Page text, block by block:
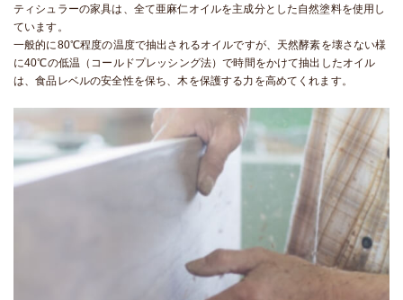
ティシュラーの家具は、全て亜麻仁オイルを主成分とした自然塗料を使用し
ています。
一般的に80℃程度の温度で抽出されるオイルですが、天然酵素を壊さない様
に40℃の低温（コールドプレッシング法）で時間をかけて抽出したオイル
は、食品レベルの安全性を保ち、木を保護する力を高めてくれます。